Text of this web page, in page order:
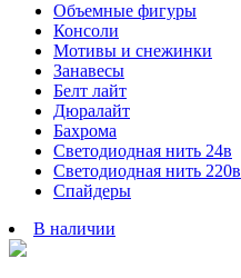
Объемные фигуры
Консоли
Мотивы и снежинки
Занавесы
Белт лайт
Дюралайт
Бахрома
Светодиодная нить 24в
Светодиодная нить 220в
Спайдеры
В наличии